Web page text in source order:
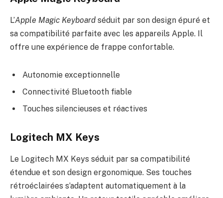
L’Apple Magic Keyboard séduit par son design épuré et
sa compatibilité parfaite avec les appareils Apple. Il
offre une expérience de frappe confortable.
Autonomie exceptionnelle
Connectivité Bluetooth fiable
Touches silencieuses et réactives
Logitech MX Keys
Le Logitech MX Keys séduit par sa compatibilité
étendue et son design ergonomique. Ses touches
rétroéclairées s’adaptent automatiquement à la